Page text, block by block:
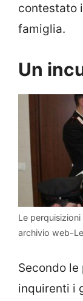
contestato
famiglia.
Un
Le
archivio web-
Secondo
inquirenti i